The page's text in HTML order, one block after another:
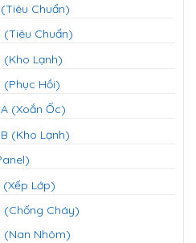
Chuẩn)
(Tiêu Chuẩn)
(Kho Lạnh)
(Phục Hồi)
(Xoắn Ốc)
(Kho Lạnh)
Lớp)
(Chống Cháy)
(Nan Nhôm)